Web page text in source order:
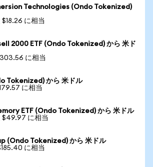
Technologies (Ondo Tokenized)
に相当
2000 ETF (Ondo Tokenized) から 米ド
に相当
Tokenized) から 米ドル
に相当
ETF (Ondo Tokenized) から 米ドル
$49.97 に相当
(Ondo Tokenized) から 米ドル
に相当